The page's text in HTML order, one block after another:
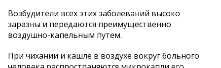
Возбудители всех этих заболеваний высоко
заразны и передаются преимущественно
воздушно-капельным путем.
При чихании и кашле в воздухе вокруг больного